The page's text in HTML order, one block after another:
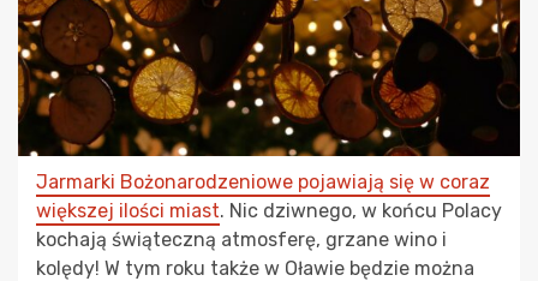
Jarmarki Bożonarodzeniowe pojawiają się w coraz
większej ilości miast. Nic dziwnego, w końcu Polacy
kochają świąteczną atmosferę, grzane wino i
kolędy! W tym roku także w Oławie będzie można